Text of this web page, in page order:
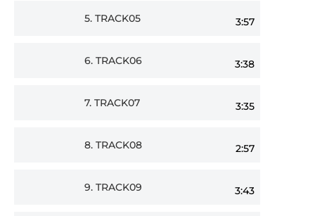
5. TRACK05 3:57
6. TRACK06 3:38
7. TRACK07 3:35
8. TRACK08 2:57
9. TRACK09 3:43